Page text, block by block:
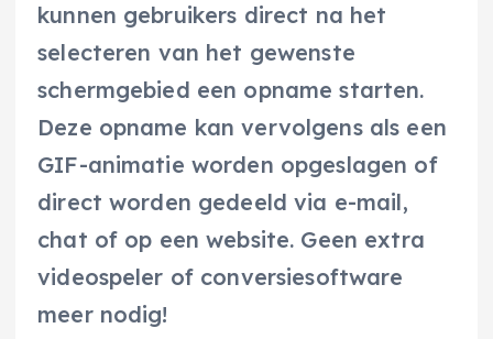
kunnen gebruikers direct na het
selecteren van het gewenste
schermgebied een opname starten.
Deze opname kan vervolgens als een
GIF-animatie worden opgeslagen of
direct worden gedeeld via e-mail,
chat of op een website. Geen extra
videospeler of conversiesoftware
meer nodig!